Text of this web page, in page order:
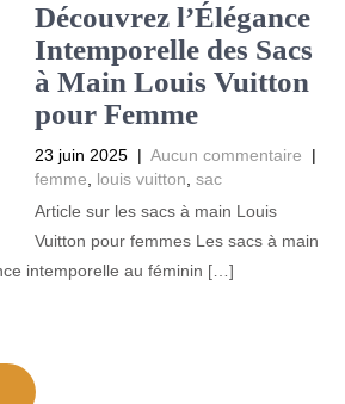
Découvrez l’Élégance
Intemporelle des Sacs
à Main Louis Vuitton
pour Femme
23 juin 2025 | Aucun commentaire
|
femme
louis vuitton sac
Article sur les sacs à main Louis
Vuitton pour femmes Les sacs à main
intemporelle au féminin […]